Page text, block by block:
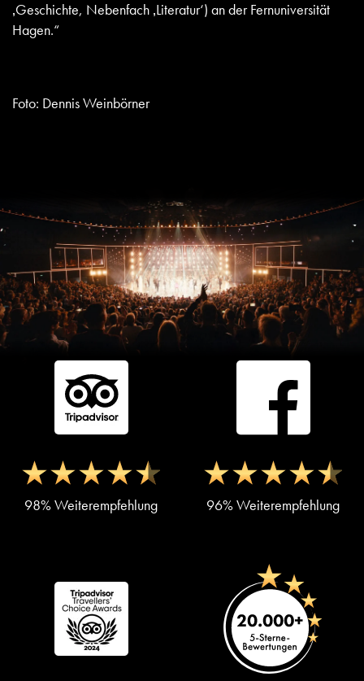
‚Geschichte, Nebenfach ‚Literatur‘) an der Fernuniversität
Hagen.“
Foto: Dennis Weinbörner
98% Weiterempfehlung 96% Weiterempfehlung